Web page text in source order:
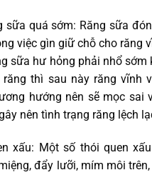
sữa quá sớm: Răng sữa
việc gìn giữ chỗ cho răng
sữa hư hỏng phải nhổ sớm
thì sau này răng vĩnh
hướng nên sẽ mọc sai
nên tình trạng răng lệch
xấu: Một số thói quen
đẩy lưỡi, mím môi